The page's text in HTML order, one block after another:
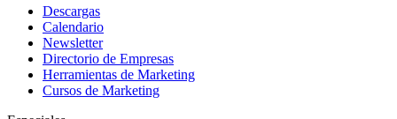
Descargas
Calendario
Newsletter
Directorio de Empresas
Herramientas de Marketing
Cursos de Marketing